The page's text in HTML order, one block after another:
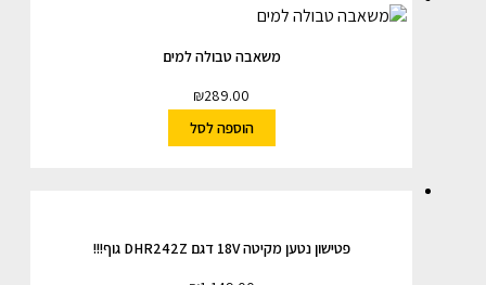
משאבה טבולה למים
₪289.00
הוספה לסל
פטישון נטען מקיטה 18V דגם DHR242Z גוף!!!